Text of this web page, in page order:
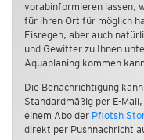
vorabinformieren lassen,
für ihren Ort für möglich
Eisregen, aber auch
und Gewitter zu Ihnen
Aquaplaning kommen
Die Benachrichtigung
Standardmäßig per E-
einem Abo der Pflotsh
direkt per Pushnachricht